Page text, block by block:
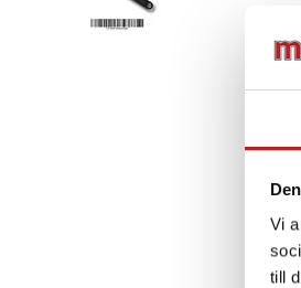
Vi
till